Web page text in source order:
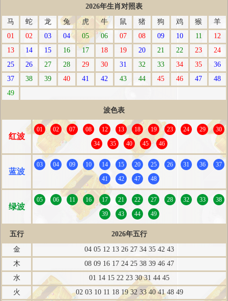
2026年生肖对照表
马
蛇 龙 兔 虎 牛 鼠 猪 狗 鸡 猴
羊
01
02 03 04 05 06 07 08 09 10 11
12
13
14 15 16 17 18 19 20 21 22 23
24
25
26 27 28 29 30 31 32 33 34 35
36
37
38 39 40 41 42 43 44 45 46 47
48
49
波色表
红波
01 02 07 08 12 13 18 19 23 24 29
30
34
35 40 45 46
蓝波
03 04 09 10 14 15 20 25 26 31 36
37
41
42 47 48
绿波
05 06 11 16 17 21 22 27 28 32 33
38
39
43 44 49
五行
2026年五行
金
04 05 12 13 26 27 34 35 42 43
木
08 09 16 17 24 25 38 39 46 47
水
01 14 15 22 23 30 31 44 45
火
02 03 10 11 18 19 32 33 40 41 48 49